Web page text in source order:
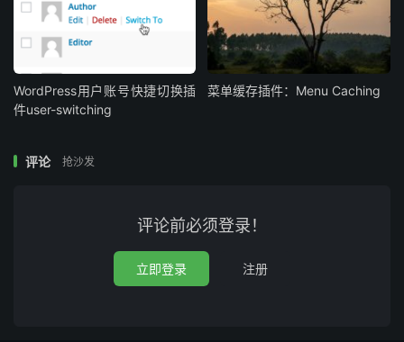
WordPress用户账号快捷切换插
件user-switching
菜单缓存插件：Menu Caching
评论 抢沙发
评论前必须登录！
立即登录 注册